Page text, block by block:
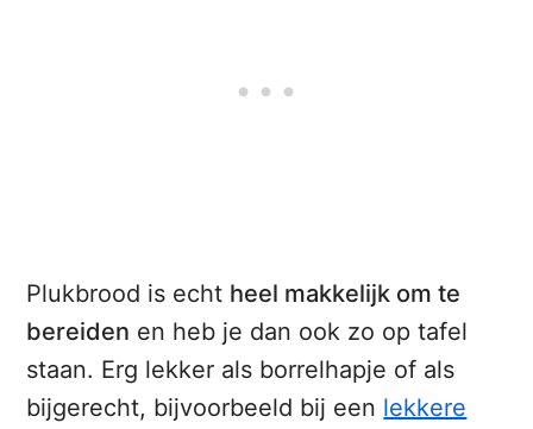
Plukbrood is echt heel makkelijk om te
bereiden en heb je dan ook zo op tafel
staan. Erg lekker als borrelhapje of als
bijgerecht, bijvoorbeeld bij een lekkere